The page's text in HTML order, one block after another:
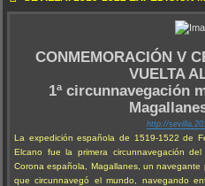
CONMEMORACIÓN V
VUELTA
1ª circunnavegación
http://
La expedición española de 1519-1522 de
Elcano fue la primera circunnavegación
Corona española, Magallanes, un
que circunnavegó el mundo, navegando